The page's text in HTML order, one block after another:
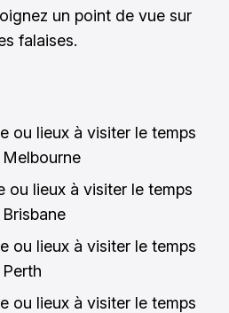
un point de vue sur
falaises.
ou lieux à visiter le temps
Melbourne
ou lieux à visiter le temps
ou lieux à visiter le temps
ou lieux à visiter le temps